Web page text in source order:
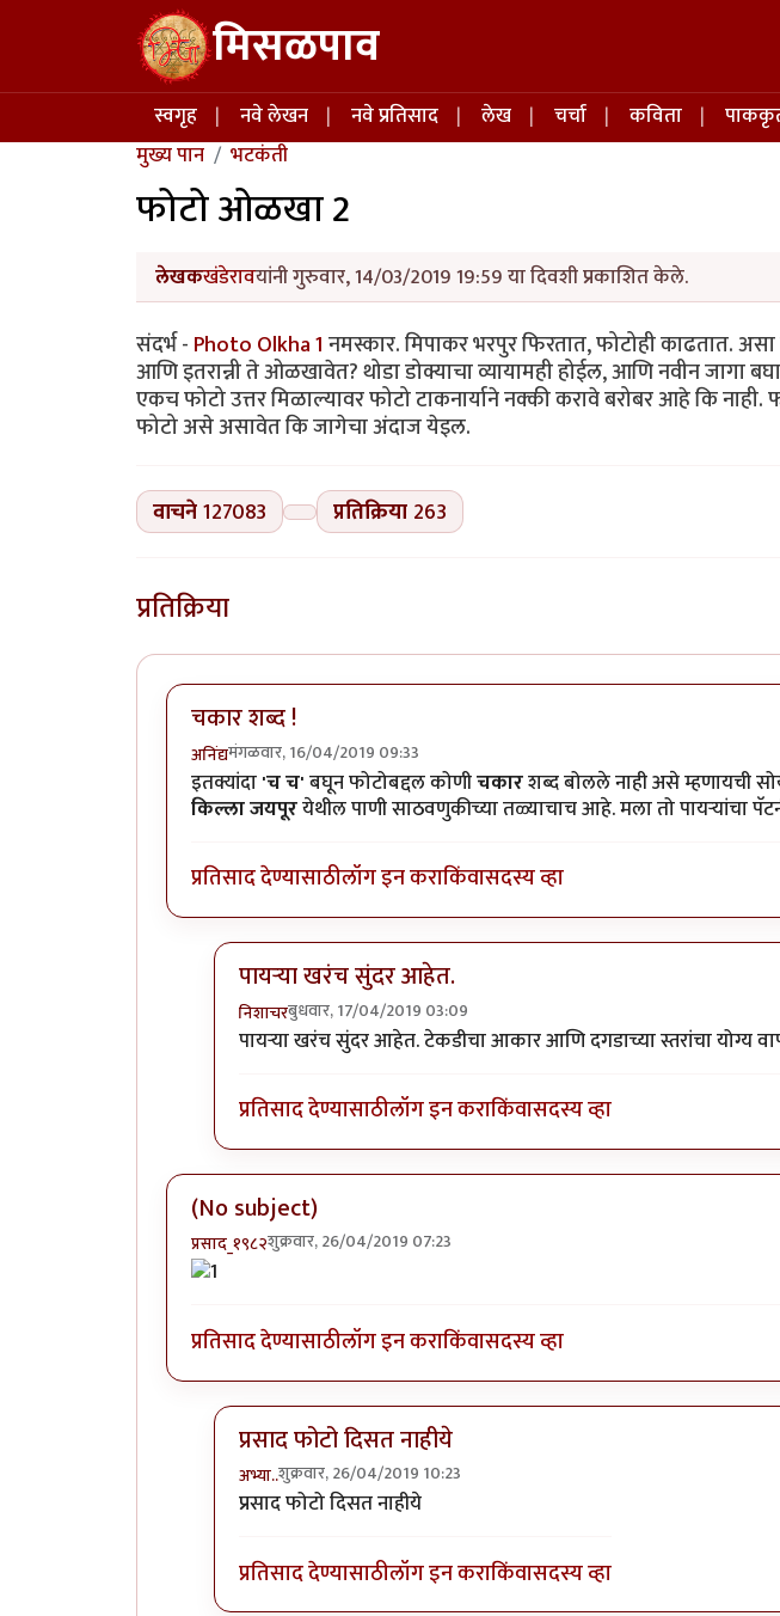
Skip to main content मिसळपाव
Main navigation
स्वगृह नवे लेखन नवे प्रतिसाद लेख चर्चा कविता
मुख्य पान
भटकंती
फोटो ओळखा 2
लेखकखंडेरावयांनी गुरुवार, 14/03/2019 19:59 या दिवशी प्रकाशित केले.
संदर्भ -Photo Olkha 1नमस्कार. मिपाकर भरपुर फिरतात, फोटोही काढतात.
आणि इतरान्नी ते ओळखावेत? थोडा डोक्याचा व्यायामही होईल, आणि नवीन जागा
एकच फोटो उत्तर मिळाल्यावर फोटो टाकनार्याने नक्की करावे बरोबर आहे कि
फोटो असे असावेत कि जागेचा अंदाज येइल.
वाचने127083 प्रतिक्रिया 263
प्रतिक्रिया
चकार शब्द !
अनिंद्यमंगळवार, 16/04/2019 09:33
इतक्यांदा'च च'बघून फोटोबद्दल कोणीचकारशब्द बोलले नाही असे म्हणायची
किल्ला जयपूरयेथील पाणी साठवणुकीच्या तळ्याचाच आहे. मला तो पायऱ्यांचा
प्रतिसाद देण्यासाठीलॉग इन कराकिंवासदस्य व्हा
पायर्‍या खरंच सुंदर आहेत.
निशाचरबुधवार, 17/04/2019 03:09
In reply toचकार शब्द !byअनिंद्य
पायर्‍या खरंच सुंदर आहेत. टेकडीचा आकार आणि दगडाच्या स्तरांचा योग्य
प्रतिसाद देण्यासाठीलॉग इन कराकिंवासदस्य व्हा
(No subject)
प्रसाद_१९८२शुक्रवार, 26/04/2019 07:23
प्रतिसाद देण्यासाठीलॉग इन कराकिंवासदस्य व्हा
प्रसाद फोटो दिसत नाहीये
अभ्या..शुक्रवार, 26/04/2019 10:23
In reply to(No subject)
प्रसाद फोटो दिसत नाहीये
प्रतिसाद देण्यासाठीलॉग इन कराकिंवासदस्य व्हा